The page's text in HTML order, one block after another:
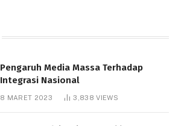
Pengaruh Media Massa Terhadap
Integrasi Nasional
8 MARET 2023 3,838VIEWS